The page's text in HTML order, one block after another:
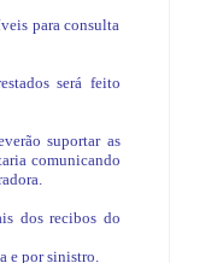
para consulta
será feito
suportar as
comunicando
dos recibos do
e por sinistro.